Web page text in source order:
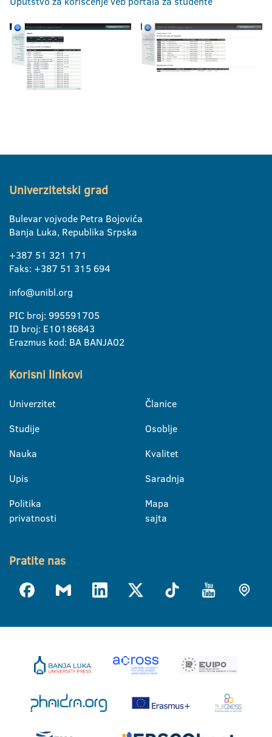
Univerzitetski grad
Bulevar vojvode Petra Bojovića
Banja Luka, Republika Srpska
+387 51 321 171
Faks: +387 51 315 694
info@unibl.org
PIC broj: 995591705
ID broj: E10186843
Erazmus kod: BA BANJA02
Korisni linkovi
Univerzitet
Studije
Nauka
Upis
Politika
privatnosti
Članice
Osoblje
Kvalitet
Saradnja
Mapa
sajta
Pratite nas